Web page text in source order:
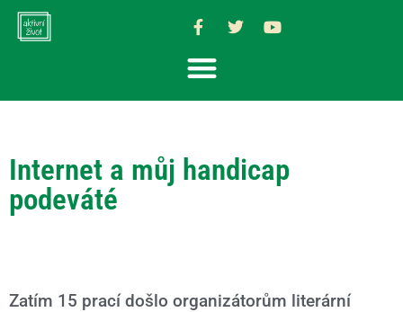
Internet a můj handicap
podeváté
Zatím 15 prací došlo organizátorům literární